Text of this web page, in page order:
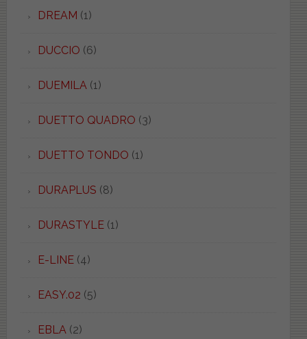
DREAM (1)
DUCCIO (6)
DUEMILA (1)
DUETTO QUADRO (3)
DUETTO TONDO (1)
DURAPLUS (8)
DURASTYLE(1)
E-LINE(4)
EASY.02 (5)
EBLA (2)